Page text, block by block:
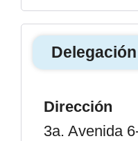
Dirección
3a. Avenida